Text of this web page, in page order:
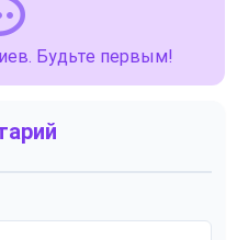
Будьте первым!